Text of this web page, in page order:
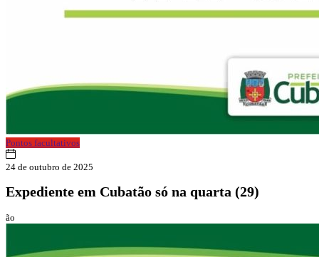
Pontos facultativos
24 de outubro de 2025
Expediente em Cubatão só na quarta (29)
ão